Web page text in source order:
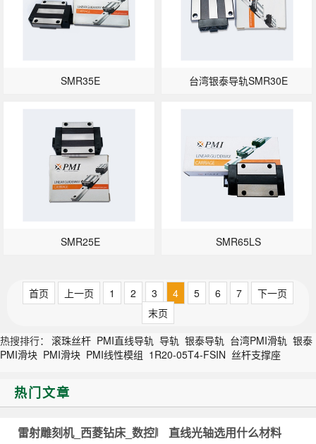
SMR35E 台湾银泰导轨SMR30E
SMR25E SMR65LS
首页 上一页 1 2 3 4 5 6 7
下一页
末页
热搜排行： 滚珠丝杆 PMI直线导轨 导轨 银泰导轨 台湾PMI滑轨 银泰
PMI滑块 PMI滑块 PMI线性模组 1R20-05T4-FSIN 丝杆支撑座
热门文章
雷射雕刻机_西菱钻床_数控顺序绗磨机台湾ABBA直线导轨
直线光轴选用什么材料